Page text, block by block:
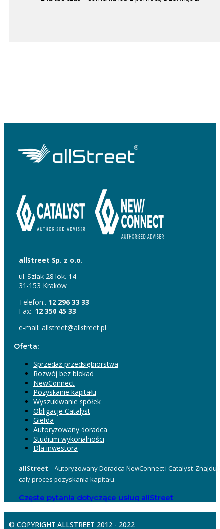
allStreet Sp. z o.o.
ul. Szlak 28 lok. 14
31-153 Kraków
Telefon:. 12 296 33 33
Fax:. 12 350 45 33
e-mail: allstreet@allstreet.pl
Oferta:
Sprzedaż przedsiębiorstwa
Rozwój bez blokad
NewConnect
Pozyskanie kapitału
Wyszukiwanie spółek
Obligacje Catalyst
Giełda
Autoryzowany doradca
Studium wykonalności
Dla inwestora
allStreet – Autoryzowany Doradca NewConnect i Catalyst.
cały proces pozyskania kapitału.
Częste pytania dotyczące usług allStreet
© COPYRIGHT ALLSTREET 2012 - 2022